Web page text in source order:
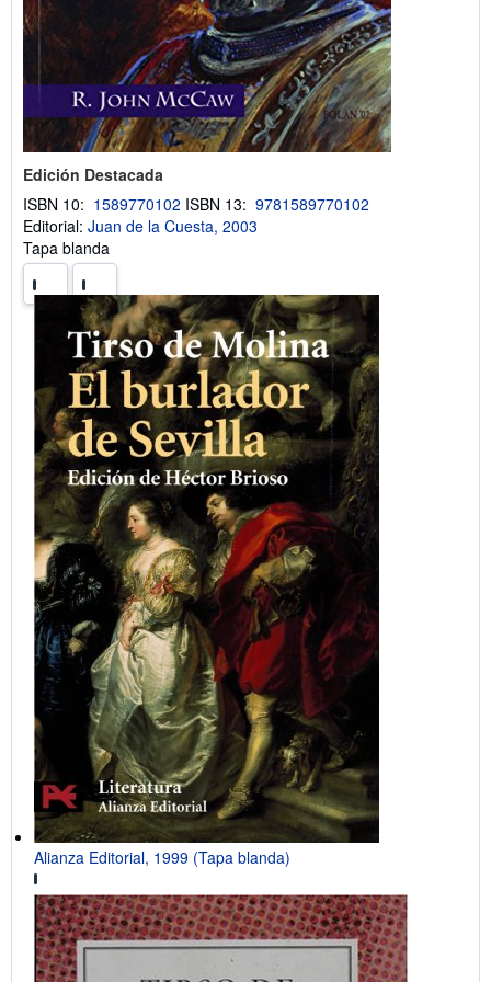
Edición Destacada
ISBN 10: 1589770102 ISBN 13: 9781589770102
Editorial: Juan de la Cuesta, 2003
Tapa blanda
Alianza Editorial, 1999 (Tapa blanda)